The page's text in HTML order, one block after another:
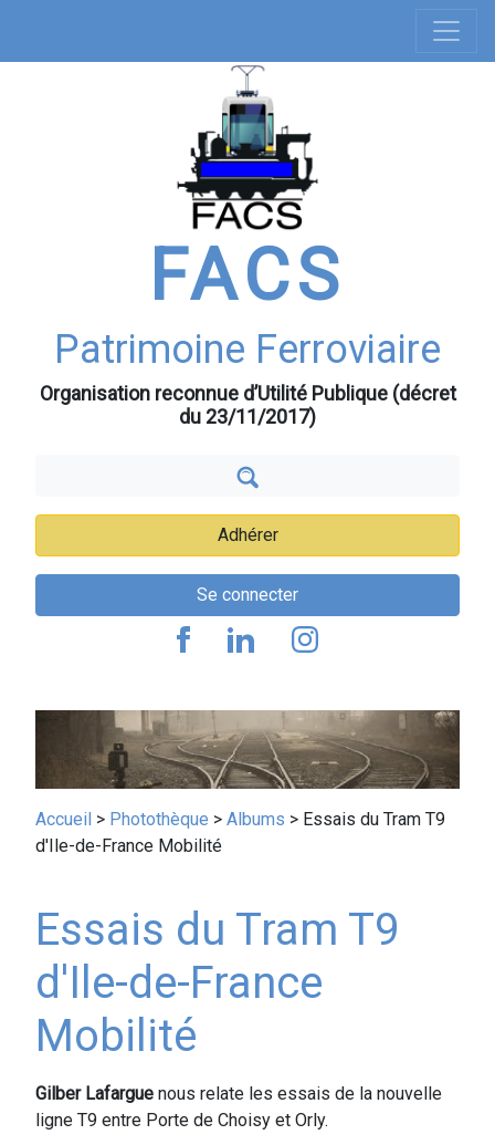
contenu
FACS
Patrimoine Ferroviaire
Organisation reconnue d’Utilité Publique (décret
du 23/11/2017)
Adhérer
Se connecter
principale
Fil
Accueil Photothèque Albums
Essais du Tram T9
d'Ile-de-France Mobilité
Essais du Tram T9
d'Ile-de-France
Mobilité
Gilber Lafargue nous relate les essais de la nouvelle
ligne T9 entre Porte de Choisy et Orly.